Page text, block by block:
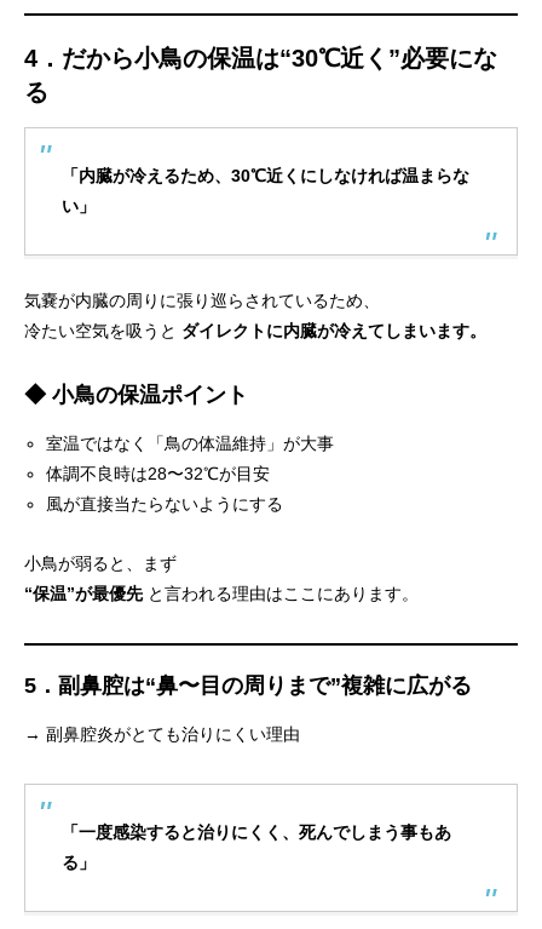
4．だから小鳥の保温は“30℃近く”必要にな
る
「内臓が冷えるため、30℃近くにしなければ温まらな
い」
気嚢が内臓の周りに張り巡らされているため、
冷たい空気を吸うと ダイレクトに内臓が冷えてしまいます。
◆ 小鳥の保温ポイント
室温ではなく「鳥の体温維持」が大事
体調不良時は28〜32℃が目安
風が直接当たらないようにする
小鳥が弱ると、まず
“保温”が最優先と言われる理由はここにあります。
5．副鼻腔は“鼻〜目の周りまで”複雑に広がる
→ 副鼻腔炎がとても治りにくい理由
「一度感染すると治りにくく、死んでしまう事もあ
る」